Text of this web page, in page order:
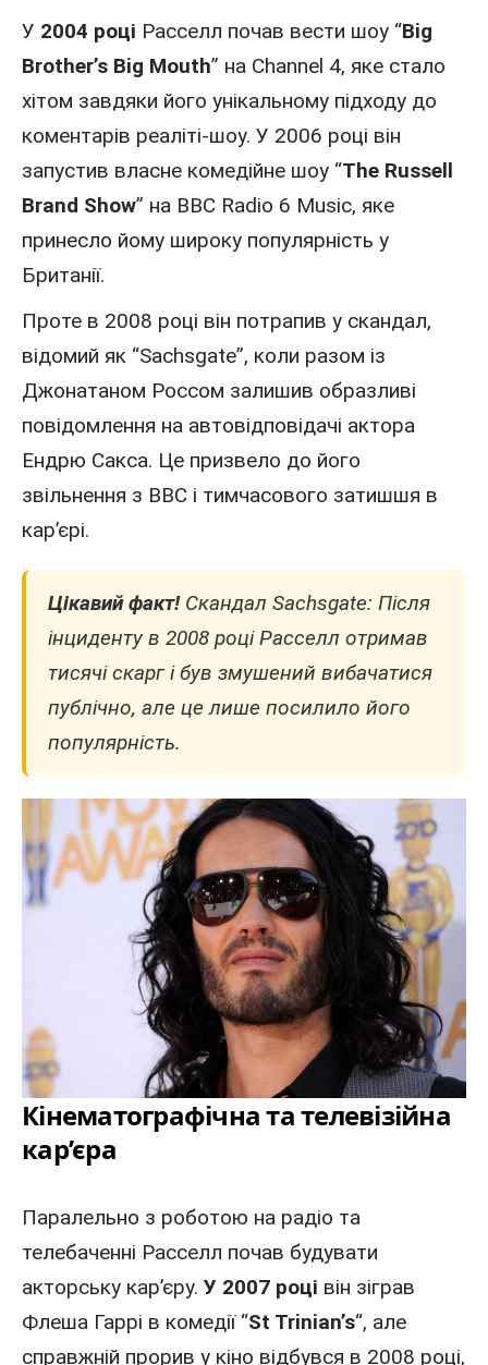
У 2004 році Расселл почав вести шоу “Big
Brother’s Big Mouth” на Channel 4, яке стало
хітом завдяки його унікальному підходу до
коментарів реаліті-шоу. У 2006 році він
запустив власне комедійне шоу “The Russell
Brand Show” на BBC Radio 6 Music, яке
принесло йому широку популярність у
Британії.
Проте в 2008 році він потрапив у скандал,
відомий як “Sachsgate”, коли разом із
Джонатаном Россом залишив образливі
повідомлення на автовідповідачі актора
Ендрю Сакса. Це призвело до його
звільнення з BBC і тимчасового затишшя в
кар’єрі.
Цікавий факт!Скандал Sachsgate: Після
інциденту в 2008 році Расселл отримав
тисячі скарг і був змушений вибачатися
публічно, але це лише посилило його
популярність.
Кінематографічна та телевізійна
кар’єра
Паралельно з роботою на радіо та
телебаченні Расселл почав будувати
акторську кар’єру. У 2007 році він зіграв
Флеша Гаррі в комедії “St Trinian’s“, але
справжній прорив у кіно відбувся в 2008 році,